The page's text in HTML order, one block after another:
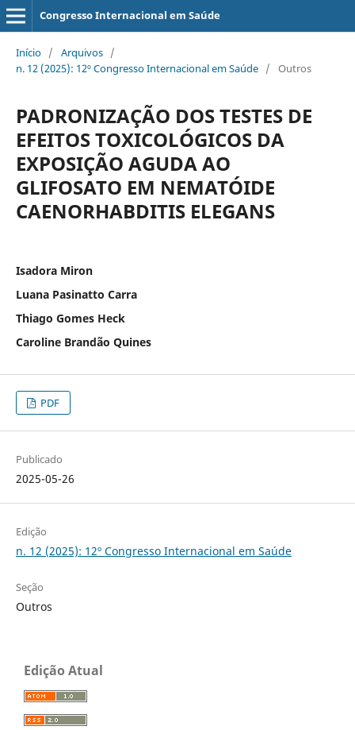
Congresso Internacional em Saúde
Início / Arquivos /
n. 12 (2025): 12º Congresso Internacional em Saúde / Outros
PADRONIZAÇÃO DOS TESTES DE
EFEITOS TOXICOLÓGICOS DA
EXPOSIÇÃO AGUDA AO
GLIFOSATO EM NEMATÓIDE
CAENORHABDITIS ELEGANS
Isadora Miron
Luana Pasinatto Carra
Thiago Gomes Heck
Caroline Brandão Quines
PDF
Publicado
2025-05-26
Edição
n. 12 (2025): 12º Congresso Internacional em Saúde
Seção
Outros
Edição Atual